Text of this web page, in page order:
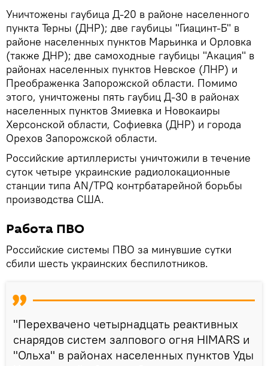
Уничтожены гаубица Д-20 в районе населенного
пункта Терны (ДНР); две гаубицы "Гиацинт-Б" в
районе населенных пунктов Марьинка и Орловка
(также ДНР); две самоходные гаубицы "Акация" в
районах населенных пунктов Невское (ЛНР) и
Преображенка Запорожской области. Помимо
этого, уничтожены пять гаубиц Д-30 в районах
населенных пунктов Змиевка и Новокаиры
Херсонской области, Софиевка (ДНР) и города
Орехов Запорожской области.
Российские артиллеристы уничтожили в течение
суток четыре украинские радиолокационные
станции типа AN/ТPQ контрбатарейной борьбы
производства США.
Работа ПВО
Российские системы ПВО за минувшие сутки
сбили шесть украинских беспилотников.
"Перехвачено четырнадцать реактивных
снарядов систем залпового огня HIMARS и
"Ольха" в районах населенных пунктов Уды